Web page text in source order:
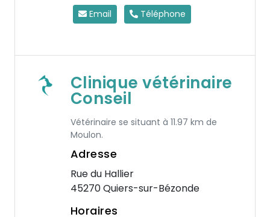
Email Téléphone
Clinique vétérinaire
Conseil
Vétérinaire se situant à 11.97 km de
Moulon.
Adresse
Rue du Hallier
45270 Quiers-sur-Bézonde
Horaires